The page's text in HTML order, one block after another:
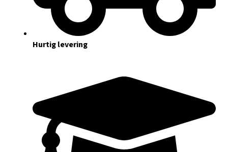
Hurtig levering